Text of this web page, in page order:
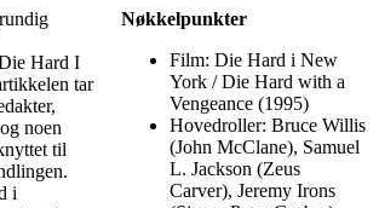
Hard I
tar
noen
til
i
Nøkkelpunkter
Film: Die Hard i New
York / Die Hard with a
Vengeance (1995)
Hovedroller: Bruce Willis
(John McClane), Samuel
L. Jackson (Zeus
Carver), Jeremy Irons